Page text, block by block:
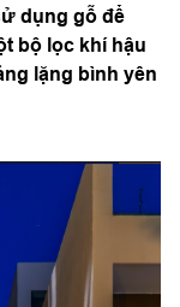
dụng gỗ để
bộ lọc khí hậu
lặng bình yên